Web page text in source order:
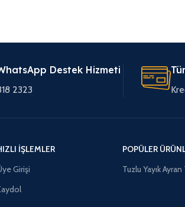
Destek Hizmeti
2323
İŞLEMLER
Girişi
POPÜLER
Tuzlu Yayık Ayran